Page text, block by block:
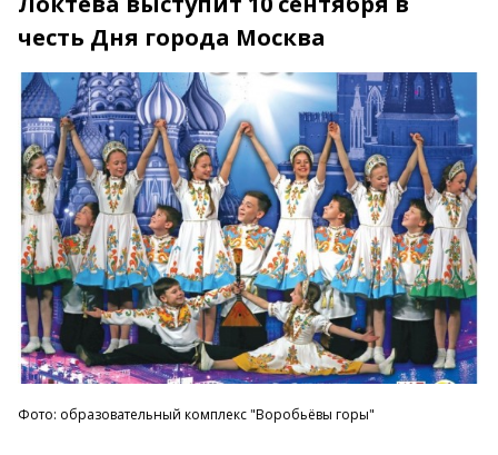
честь Дня города Москва
Фото: образовательный комплекс "Воробьёвы горы"